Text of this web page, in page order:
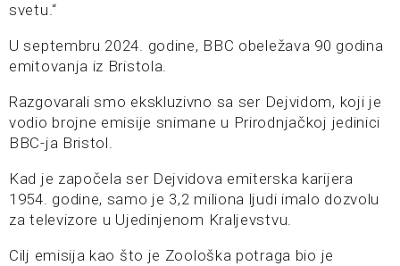
svetu.“
U septembru 2024. godine, BBC obeležava 90 godina
emitovanja iz Bristola.
Razgovarali smo ekskluzivno sa ser Dejvidom, koji je
vodio brojne emisije snimane u Prirodnjačkoj jedinici
BBC-ja Bristol.
Kad je započela ser Dejvidova emiterska karijera
1954. godine, samo je 3,2 miliona ljudi imalo dozvolu
za televizore u Ujedinjenom Kraljevstvu.
Cilj emisija kao što je Zoološka potraga bio je